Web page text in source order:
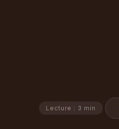
Lecture : 3 min